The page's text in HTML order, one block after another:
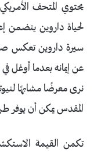
يحتوي المتحف
لحياة داروين يتضمن
سيرة داروين تعكس
عن إيمانه بعدما أوغل
نرى معرضًا مشابهًا
المقدس يمكن أن يوفر
تكمن القيمة